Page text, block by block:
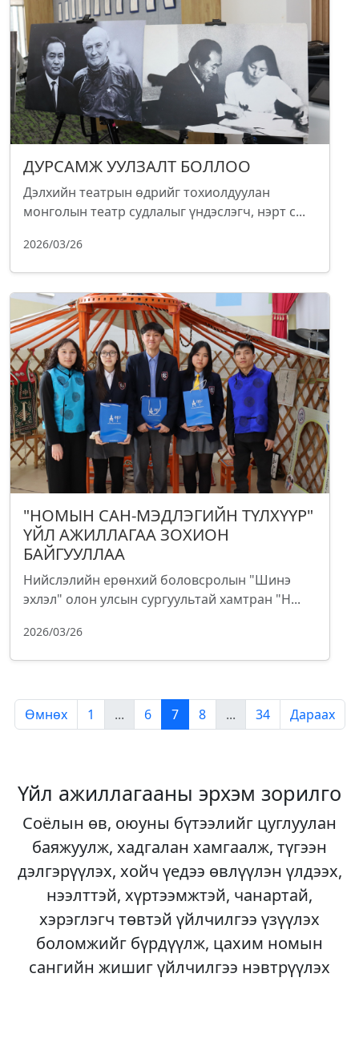
ДУРСАМЖ УУЛЗАЛТ БОЛЛОО
Дэлхийн театрын өдрийг тохиолдуулан
монголын театр судлалыг үндэслэгч, нэрт с...
2026/03/26
"НОМЫН САН-МЭДЛЭГИЙН ТҮЛХҮҮР"
ҮЙЛ АЖИЛЛАГАА ЗОХИОН
БАЙГУУЛЛАА
Нийслэлийн ерөнхий боловсролын "Шинэ
эхлэл" олон улсын сургуультай хамтран "Н...
2026/03/26
Өмнөх 1 ... 6 7 8 ... 34 Дараах
Үйл ажиллагааны эрхэм зорилго
Соёлын өв, оюуны бүтээлийг цуглуулан
баяжуулж, хадгалан хамгаалж, түгээн
дэлгэрүүлэх, хойч үедээ өвлүүлэн үлдээх,
нээлттэй, хүртээмжтэй, чанартай,
хэрэглэгч төвтэй үйлчилгээ үзүүлэх
боломжийг бүрдүүлж, цахим номын
сангийн жишиг үйлчилгээ нэвтрүүлэх